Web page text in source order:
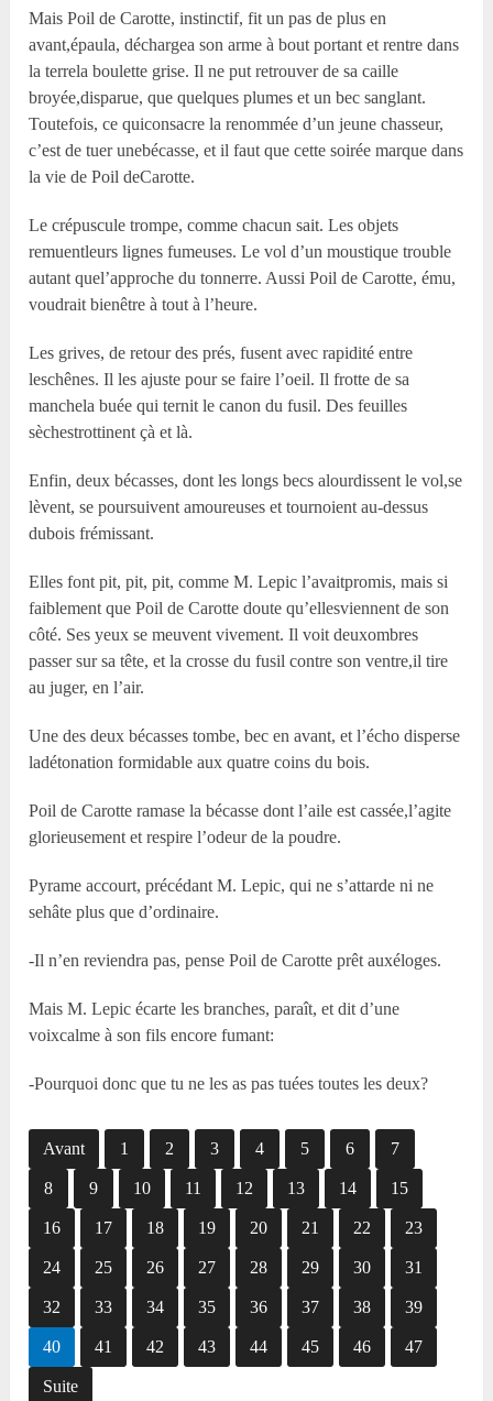
Mais Poil de Carotte, instinctif, fit un pas de plus en
avant,épaula, déchargea son arme à bout portant et rentre dans
la terrela boulette grise. Il ne put retrouver de sa caille
broyée,disparue, que quelques plumes et un bec sanglant.
Toutefois, ce quiconsacre la renommée d’un jeune chasseur,
c’est de tuer unebécasse, et il faut que cette soirée marque dans
la vie de Poil deCarotte.
Le crépuscule trompe, comme chacun sait. Les objets
remuentleurs lignes fumeuses. Le vol d’un moustique trouble
autant quel’approche du tonnerre. Aussi Poil de Carotte, ému,
voudrait bienêtre à tout à l’heure.
Les grives, de retour des prés, fusent avec rapidité entre
leschênes. Il les ajuste pour se faire l’oeil. Il frotte de sa
manchela buée qui ternit le canon du fusil. Des feuilles
sèchestrottinent çà et là.
Enfin, deux bécasses, dont les longs becs alourdissent le vol,se
lèvent, se poursuivent amoureuses et tournoient au-dessus
dubois frémissant.
Elles font pit, pit, pit, comme M. Lepic l’avaitpromis, mais si
faiblement que Poil de Carotte doute qu’ellesviennent de son
côté. Ses yeux se meuvent vivement. Il voit deuxombres
passer sur sa tête, et la crosse du fusil contre son ventre,il tire
au juger, en l’air.
Une des deux bécasses tombe, bec en avant, et l’écho disperse
ladétonation formidable aux quatre coins du bois.
Poil de Carotte ramase la bécasse dont l’aile est cassée,l’agite
glorieusement et respire l’odeur de la poudre.
Pyrame accourt, précédant M. Lepic, qui ne s’attarde ni ne
sehâte plus que d’ordinaire.
-Il n’en reviendra pas, pense Poil de Carotte prêt auxéloges.
Mais M. Lepic écarte les branches, paraît, et dit d’une
voixcalme à son fils encore fumant:
-Pourquoi donc que tu ne les as pas tuées toutes les deux?
Avant 1 2 3 4 5 6 7
8 9 10 11 12 13 14 15
16 17 18 19 20 21 22 23
24 25 26 27 28 29 30 31
32 33 34 35 36 37 38 39
40 41 42 43 44 45 46 47
Suite